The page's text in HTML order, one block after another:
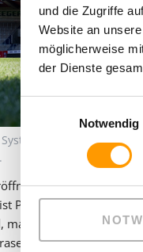
und die Zugriffe
Website an
möglicherweise
der Dienste
Notwendig
von heiler sorgt
in Heidenheim,
Parma Calcio zu Gast
sich die
Sporthybrid